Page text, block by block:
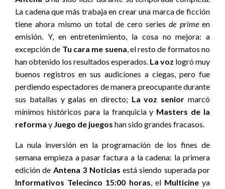
La cadena que más trabaja en crear una marca de ficción
tiene ahora mismo un total de cero seriesde primeen
emisión. Y, en entretenimiento, la cosa no mejora: a
excepción de Tu cara me suena , el resto de formatos no
han obtenido los resultados esperados. La voz logró muy
buenos registros en sus audiciones a ciegas, pero fue
perdiendo espectadores de manera preocupante durante
sus batallas y galas en directo; La voz senior marcó
mínimos históricos para la franquicia y Masters de la
reforma y Juego de juegos han sido grandes fracasos.
La nula inversión en la programación de los fines de
semana empieza a pasar factura a la cadena: la primera
edición de Antena 3 Noticias está siendo superada por
Informativos Telecinco 15:00 horas , el Multicineya